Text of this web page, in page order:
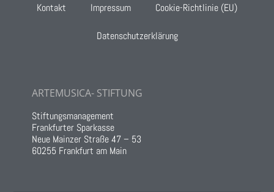
Kontakt Impressum Cookie-Richtlinie (EU)
Datenschutzerklärung
ARTEMUSICA- STIFTUNG
Stiftungsmanagement
Frankfurter Sparkasse
Neue Mainzer Straße 47 – 53
60255 Frankfurt am Main